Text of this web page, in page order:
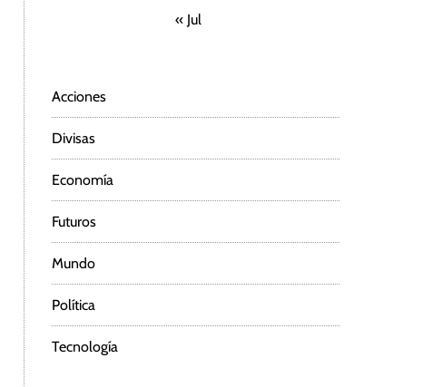
« Jul
Acciones
Divisas
Economía
Futuros
Mundo
Política
Tecnología